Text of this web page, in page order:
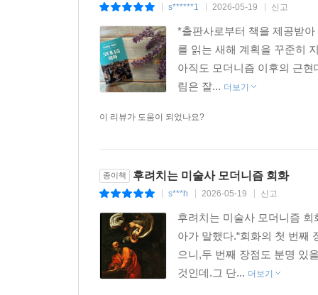
s******1 2026-05-19 신고
*출판사로부터 책을 제공받
를 읽는 새해 계획을 꾸준히
아직도 모더니즘 이후의 근
림은 잘... 더보기
이 리뷰가 도움이 되었나요?
종이책 후려치는 미술사 모더니즘 회화
s***h 2026-05-19 신고
후려치는 미술사 모더니즘
아가 말했다.“회화의 첫 번째
으니,두 번째 장점도 분명 있
것인데.그 단... 더보기